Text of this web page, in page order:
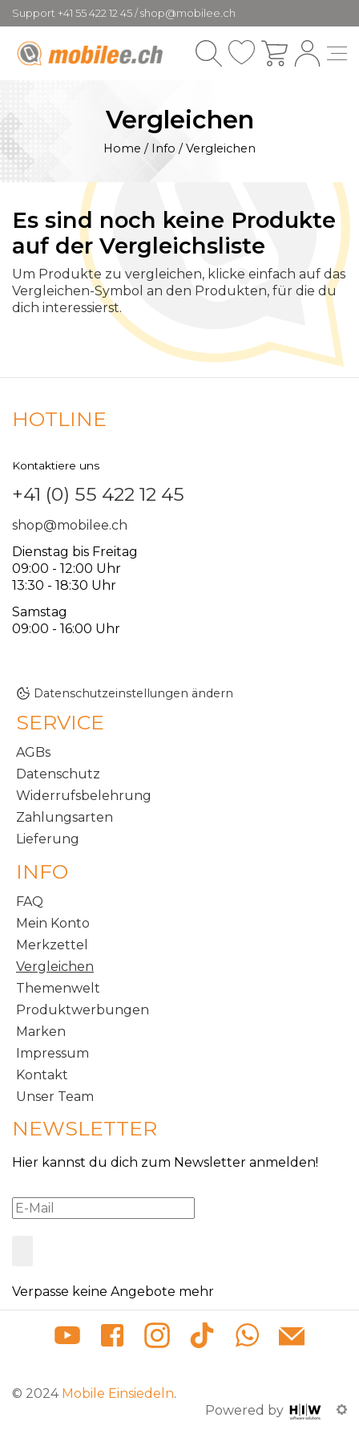
Support +41 55 422 12 45 / shop@mobilee.ch
Vergleichen
Home / Info /Vergleichen
Es sind noch keine Produkte
auf der Vergleichsliste
Um Produkte zu vergleichen, klicke einfach auf das
Vergleichen-Symbol an den Produkten, für die du
dich interessierst.
HOTLINE
Kontaktiere uns
+41 (0) 55 422 12 45
shop@mobilee.ch
Dienstag bis Freitag
09:00 - 12:00 Uhr
13:30 - 18:30 Uhr
Samstag
09:00 - 16:00 Uhr
Datenschutzeinstellungen ändern
SERVICE
AGBs
Datenschutz
Widerrufsbelehrung
Zahlungsarten
Lieferung
INFO
FAQ
Mein Konto
Merkzettel
Vergleichen
Themenwelt
Produktwerbungen
Marken
Impressum
Kontakt
Unser Team
NEWSLETTER
Hier kannst du dich zum Newsletter anmelden!
Verpasse keine Angebote mehr
© 2024 Mobile Einsiedeln.
Powered by